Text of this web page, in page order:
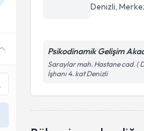
Denizli,
Psikodinamik Gelişim
Saraylar mah. Hastane cad. (
İşhanı 4. kat Denizli